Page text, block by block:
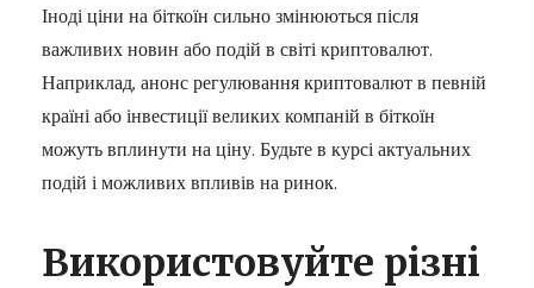
Іноді ціни на біткоїн сильно змінюються після
важливих новин або подій в світі криптовалют.
Наприклад, анонс регулювання криптовалют в певній
країні або інвестиції великих компаній в біткоїн
можуть вплинути на ціну. Будьте в курсі актуальних
подій і можливих впливів на ринок.
Використовуйте різні